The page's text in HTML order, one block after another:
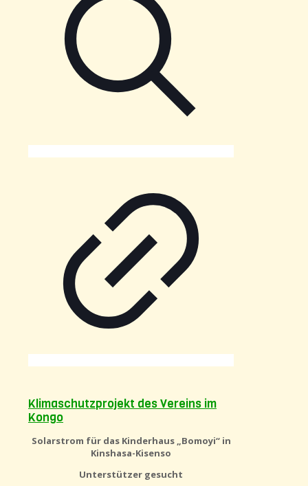
Klimaschutzprojekt des Vereins im
Kongo
Solarstrom für das Kinderhaus „Bomoyi“ in
Kinshasa-Kisenso
Unterstützer gesucht